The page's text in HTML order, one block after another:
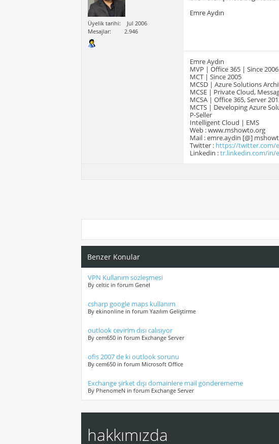
Üyelik tarihi
Jul 2006
Mesajlar
2.946
Emre Aydın
Emre Aydın
MVP | Office 365 | Since 2006
MCT | Since 2005
MCSD | Azure Solutions
MCSE | Private Cloud,
MCSA | Office 365, Server
MCTS | Developing Azure
P-Seller
Intelligent Cloud | EMS
Web : www.mshowto.org
Mail : emre.aydin [@]
Twitter : https://twitter.com/
Linkedin :tr.linkedin.com/in/
Benzer Konular
VPN Kullanım sözleşmesi
By celtic in forum Genel
csharp google maps kullanım
By ekinonline in forum Yazılım Geliştirme
outlook cevirim dısı calısıyor
By cem650 in forum Exchange Server
ofis 2007 de ki outlook sorunu
By cem650 in forum Microsoft Office
Exchange şirket dışı domainlere mail gönderememe
By PhenomeN in forum Exchange Server
hakkımızda